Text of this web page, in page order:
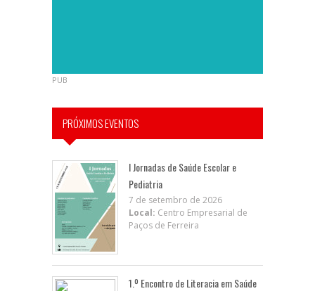
PUB
PRÓXIMOS EVENTOS
I Jornadas de Saúde Escolar e
Pediatria
7 de setembro de 2026
Local: Centro Empresarial de
Paços de Ferreira
1.º Encontro de Literacia em Saúde